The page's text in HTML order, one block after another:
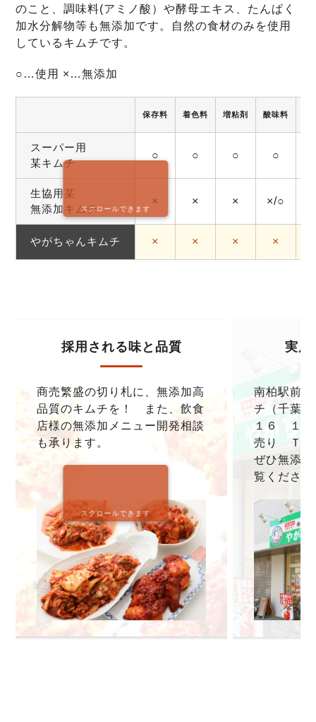
のこと、調味料(アミノ酸）や酵母エキス、たんぱく
加水分解物等も無添加です。自然の食材のみを使用
しているキムチです。
○…使用 ×…無添加
保存料 着色料 増粘剤 酸味料
スーパー用
某キムチ
○ ○ ○ ○
生協用某
無添加キムチ
× × × ×/○
やがちゃんキムチ × × × ×
スクロールできます
採用される味と品質
商売繁盛の切り札に、無添加高
品質のキムチを！ また、飲食
店様の無添加メニュー開発相談
も承ります。
実店
南柏駅前
チ（千葉
１６ １F
売り ＴＥ
ぜひ無添
覧くださ
スクロールできます